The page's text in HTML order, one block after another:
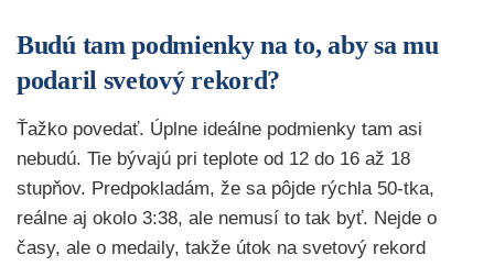
Budú tam podmienky na to, aby sa mu
podaril svetový rekord?
Ťažko povedať. Úplne ideálne podmienky tam asi
nebudú. Tie bývajú pri teplote od 12 do 16 až 18
stupňov. Predpokladám, že sa pôjde rýchla 50-tka,
reálne aj okolo 3:38, ale nemusí to tak byť. Nejde o
časy, ale o medaily, takže útok na svetový rekord